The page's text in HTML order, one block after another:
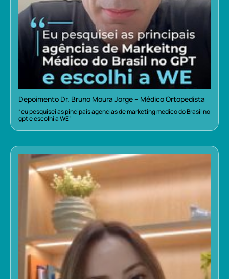
Depoimento Dr. Bruno Moura Jorge – Médico Ortopedista
“eu pesquisei as pincipais agencias de marketing medico do Brasil no
gpt e escolhi a WE”